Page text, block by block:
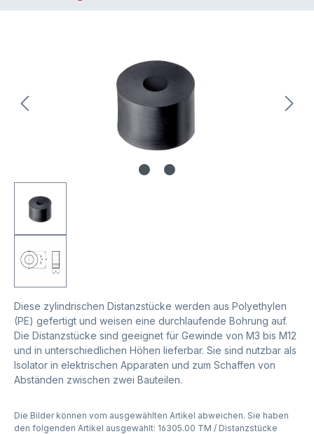
Diese zylindrischen Distanzstücke werden aus Polyethylen
(PE) gefertigt und weisen eine durchlaufende Bohrung auf.
Die Distanzstücke sind geeignet für Gewinde von M3 bis M12
und in unterschiedlichen Höhen lieferbar. Sie sind nutzbar als
Isolator in elektrischen Apparaten und zum Schaffen von
Abständen zwischen zwei Bauteilen.
Die Bilder können vom ausgewählten Artikel abweichen. Sie haben
den folgenden Artikel ausgewählt: 16305.00 TM / Distanzstücke